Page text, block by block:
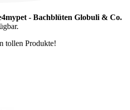
- Bachblüten Globuli & Co.
tollen Produkte!